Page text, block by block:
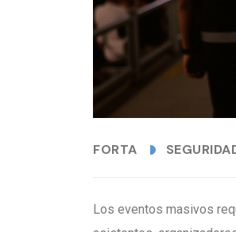
FORTA
Los eventos masivos